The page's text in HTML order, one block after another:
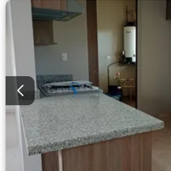
Estacionamiento
Internet
Recámara con closet
Seguridad
Terraza
Permite mascotas
Sin amueblar